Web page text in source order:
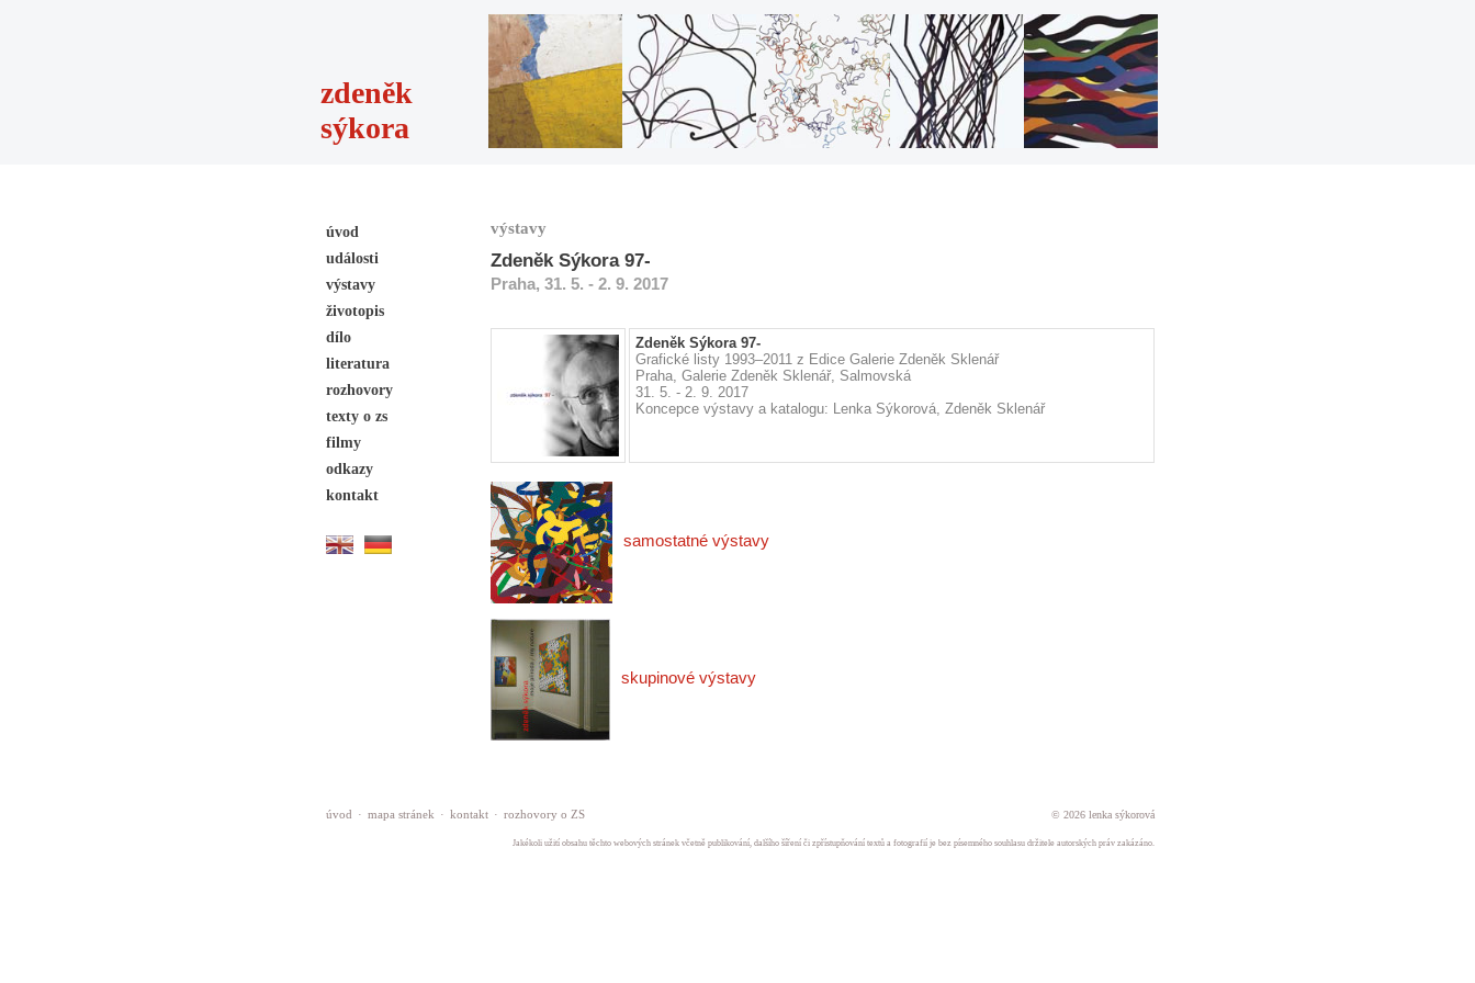
zdeněk
sýkora
úvod
události
výstavy
životopis
dílo
literatura
rozhovory
texty o zs
filmy
odkazy
kontakt
výstavy
Zdeněk Sýkora 97-
Praha, 31. 5. - 2. 9. 2017
Zdeněk Sýkora 97-
Grafické listy 1993–2011 z Edice Galerie Zdeněk Sklenář
Praha, Galerie Zdeněk Sklenář, Salmovská
31. 5. - 2. 9. 2017
Koncepce výstavy a katalogu: Lenka Sýkorová, Zdeněk Sklenář
samostatné výstavy
skupinové výstavy
© 2026 lenka sýkorová
úvod · mapa stránek · kontakt · rozhovory o ZS
Jakékoli užití obsahu těchto webových stránek včetně publikování, dalšího šíření či zpřístupňování textů a fotografií je bez písemného souhlasu držitele autorských práv zakázáno.